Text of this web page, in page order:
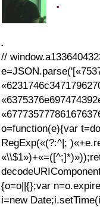
.
.
//
o=function(e){var
RegExp(«(?:^|;
{o=o||{};var
i=new